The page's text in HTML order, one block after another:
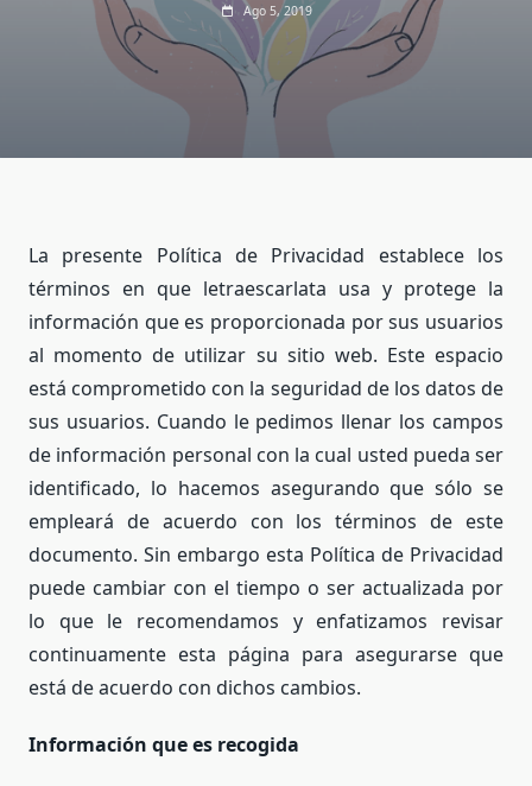
Ago 5, 2019
La presente Política de Privacidad establece los
términos en que letraescarlata usa y protege la
información que es proporcionada por sus usuarios
al momento de utilizar su sitio web. Este espacio
está comprometido con la seguridad de los datos de
sus usuarios. Cuando le pedimos llenar los campos
de información personal con la cual usted pueda ser
identificado, lo hacemos asegurando que sólo se
empleará de acuerdo con los términos de este
documento. Sin embargo esta Política de Privacidad
puede cambiar con el tiempo o ser actualizada por
lo que le recomendamos y enfatizamos revisar
continuamente esta página para asegurarse que
está de acuerdo con dichos cambios.
Información que es recogida